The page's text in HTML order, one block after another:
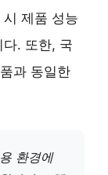
제품 성능
. 또한, 국
과 동일한
환경에